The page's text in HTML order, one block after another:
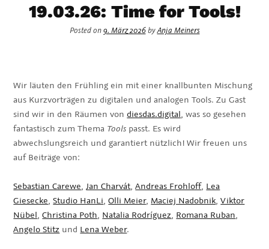
19.03.26: Time for Tools!
Posted on9. März 2026byAnja Meiners
Wir läuten den Frühling ein mit einer knallbunten Mischung
aus Kurzvorträgen zu digitalen und analogen Tools. Zu Gast
sind wir in den Räumen von diesdas.digital, was so gesehen
fantastisch zum Thema Tools passt. Es wird
abwechslungsreich und garantiert nützlich! Wir freuen uns
auf Beiträge von:
Sebastian Carewe,Jan Charvát,Andreas Frohloff, Lea
Giesecke,Studio HanLi,Olli Meier, Maciej Nadobnik,Viktor
Nübel,Christina Poth, Natalia Rodríguez, Romana Ruban,
Angelo Stitz und Lena Weber.